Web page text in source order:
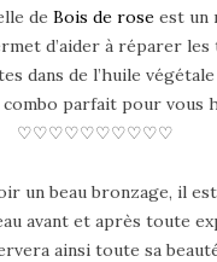
de Bois de rose est un
d’aider à réparer les
dans de l’huile végétale
combo parfait pour vous
♡♡♡♡♡♡♡♡♡♡
un beau bronzage, il
avant et après toute
ainsi toute sa